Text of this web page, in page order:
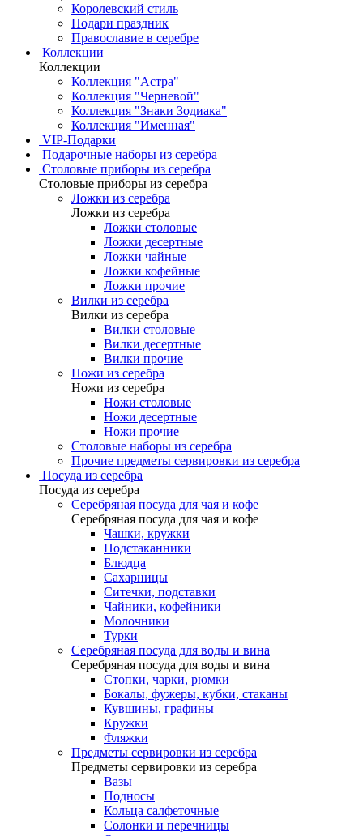
Королевский стиль
Подари праздник
Православие в серебре
Коллекции
Коллекции
Коллекция "Астра"
Коллекция "Черневой"
Коллекция "Знаки Зодиака"
Коллекция "Именная"
VIP-Подарки
Подарочные наборы из серебра
Столовые приборы из серебра
Столовые приборы из серебра
Ложки из серебра
Ложки из серебра
Ложки столовые
Ложки десертные
Ложки чайные
Ложки кофейные
Ложки прочие
Вилки из серебра
Вилки из серебра
Вилки столовые
Вилки десертные
Вилки прочие
Ножи из серебра
Ножи из серебра
Ножи столовые
Ножи десертные
Ножи прочие
Столовые наборы из серебра
Прочие предметы сервировки из серебра
Посуда из серебра
Посуда из серебра
Серебряная посуда для чая и кофе
Серебряная посуда для чая и кофе
Чашки, кружки
Подстаканники
Блюдца
Сахарницы
Ситечки, подставки
Чайники, кофейники
Молочники
Турки
Серебряная посуда для воды и вина
Серебряная посуда для воды и вина
Стопки, чарки, рюмки
Бокалы, фужеры, кубки, стаканы
Кувшины, графины
Кружки
Фляжки
Предметы сервировки из серебра
Предметы сервировки из серебра
Вазы
Подносы
Кольца салфеточные
Солонки и перечницы